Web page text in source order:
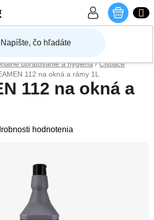
upratovanie a hygiena / Čistiace
112 na okná a rámy 1L
112 na okná a
produktu je 0,0 z 5 hviezdičiek.
hodnotenia